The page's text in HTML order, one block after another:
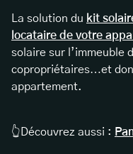
La solution du kit
locataire de votre
solaire sur l’immeuble
copropriétaires…et
appartement.
👆Découvrez aussi :